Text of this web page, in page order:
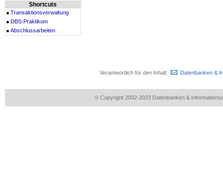
Shortcuts
Transaktionsverwaltung
DBS-Praktikum
Abschlussarbeiten
Verantwortlich für den Inhalt: Datenbanken &
© Copyright 2002-2023 Datenbanken &